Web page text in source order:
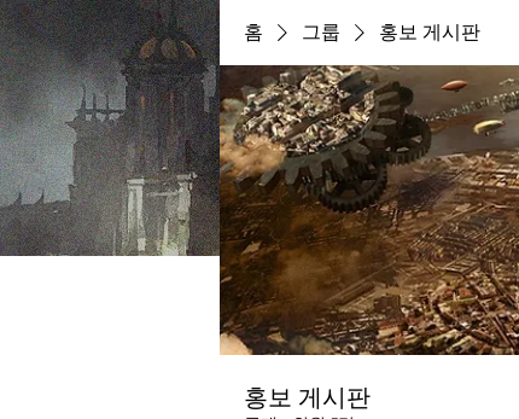
홈 그룹 홍보 게시판
홍보 게시판